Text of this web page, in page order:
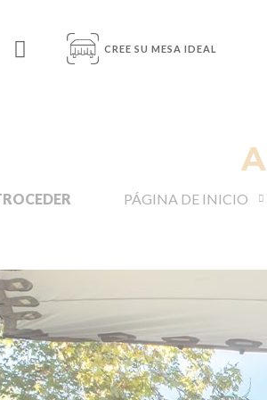
CREE SU MESA IDEAL
PÁGINA DE INICIO